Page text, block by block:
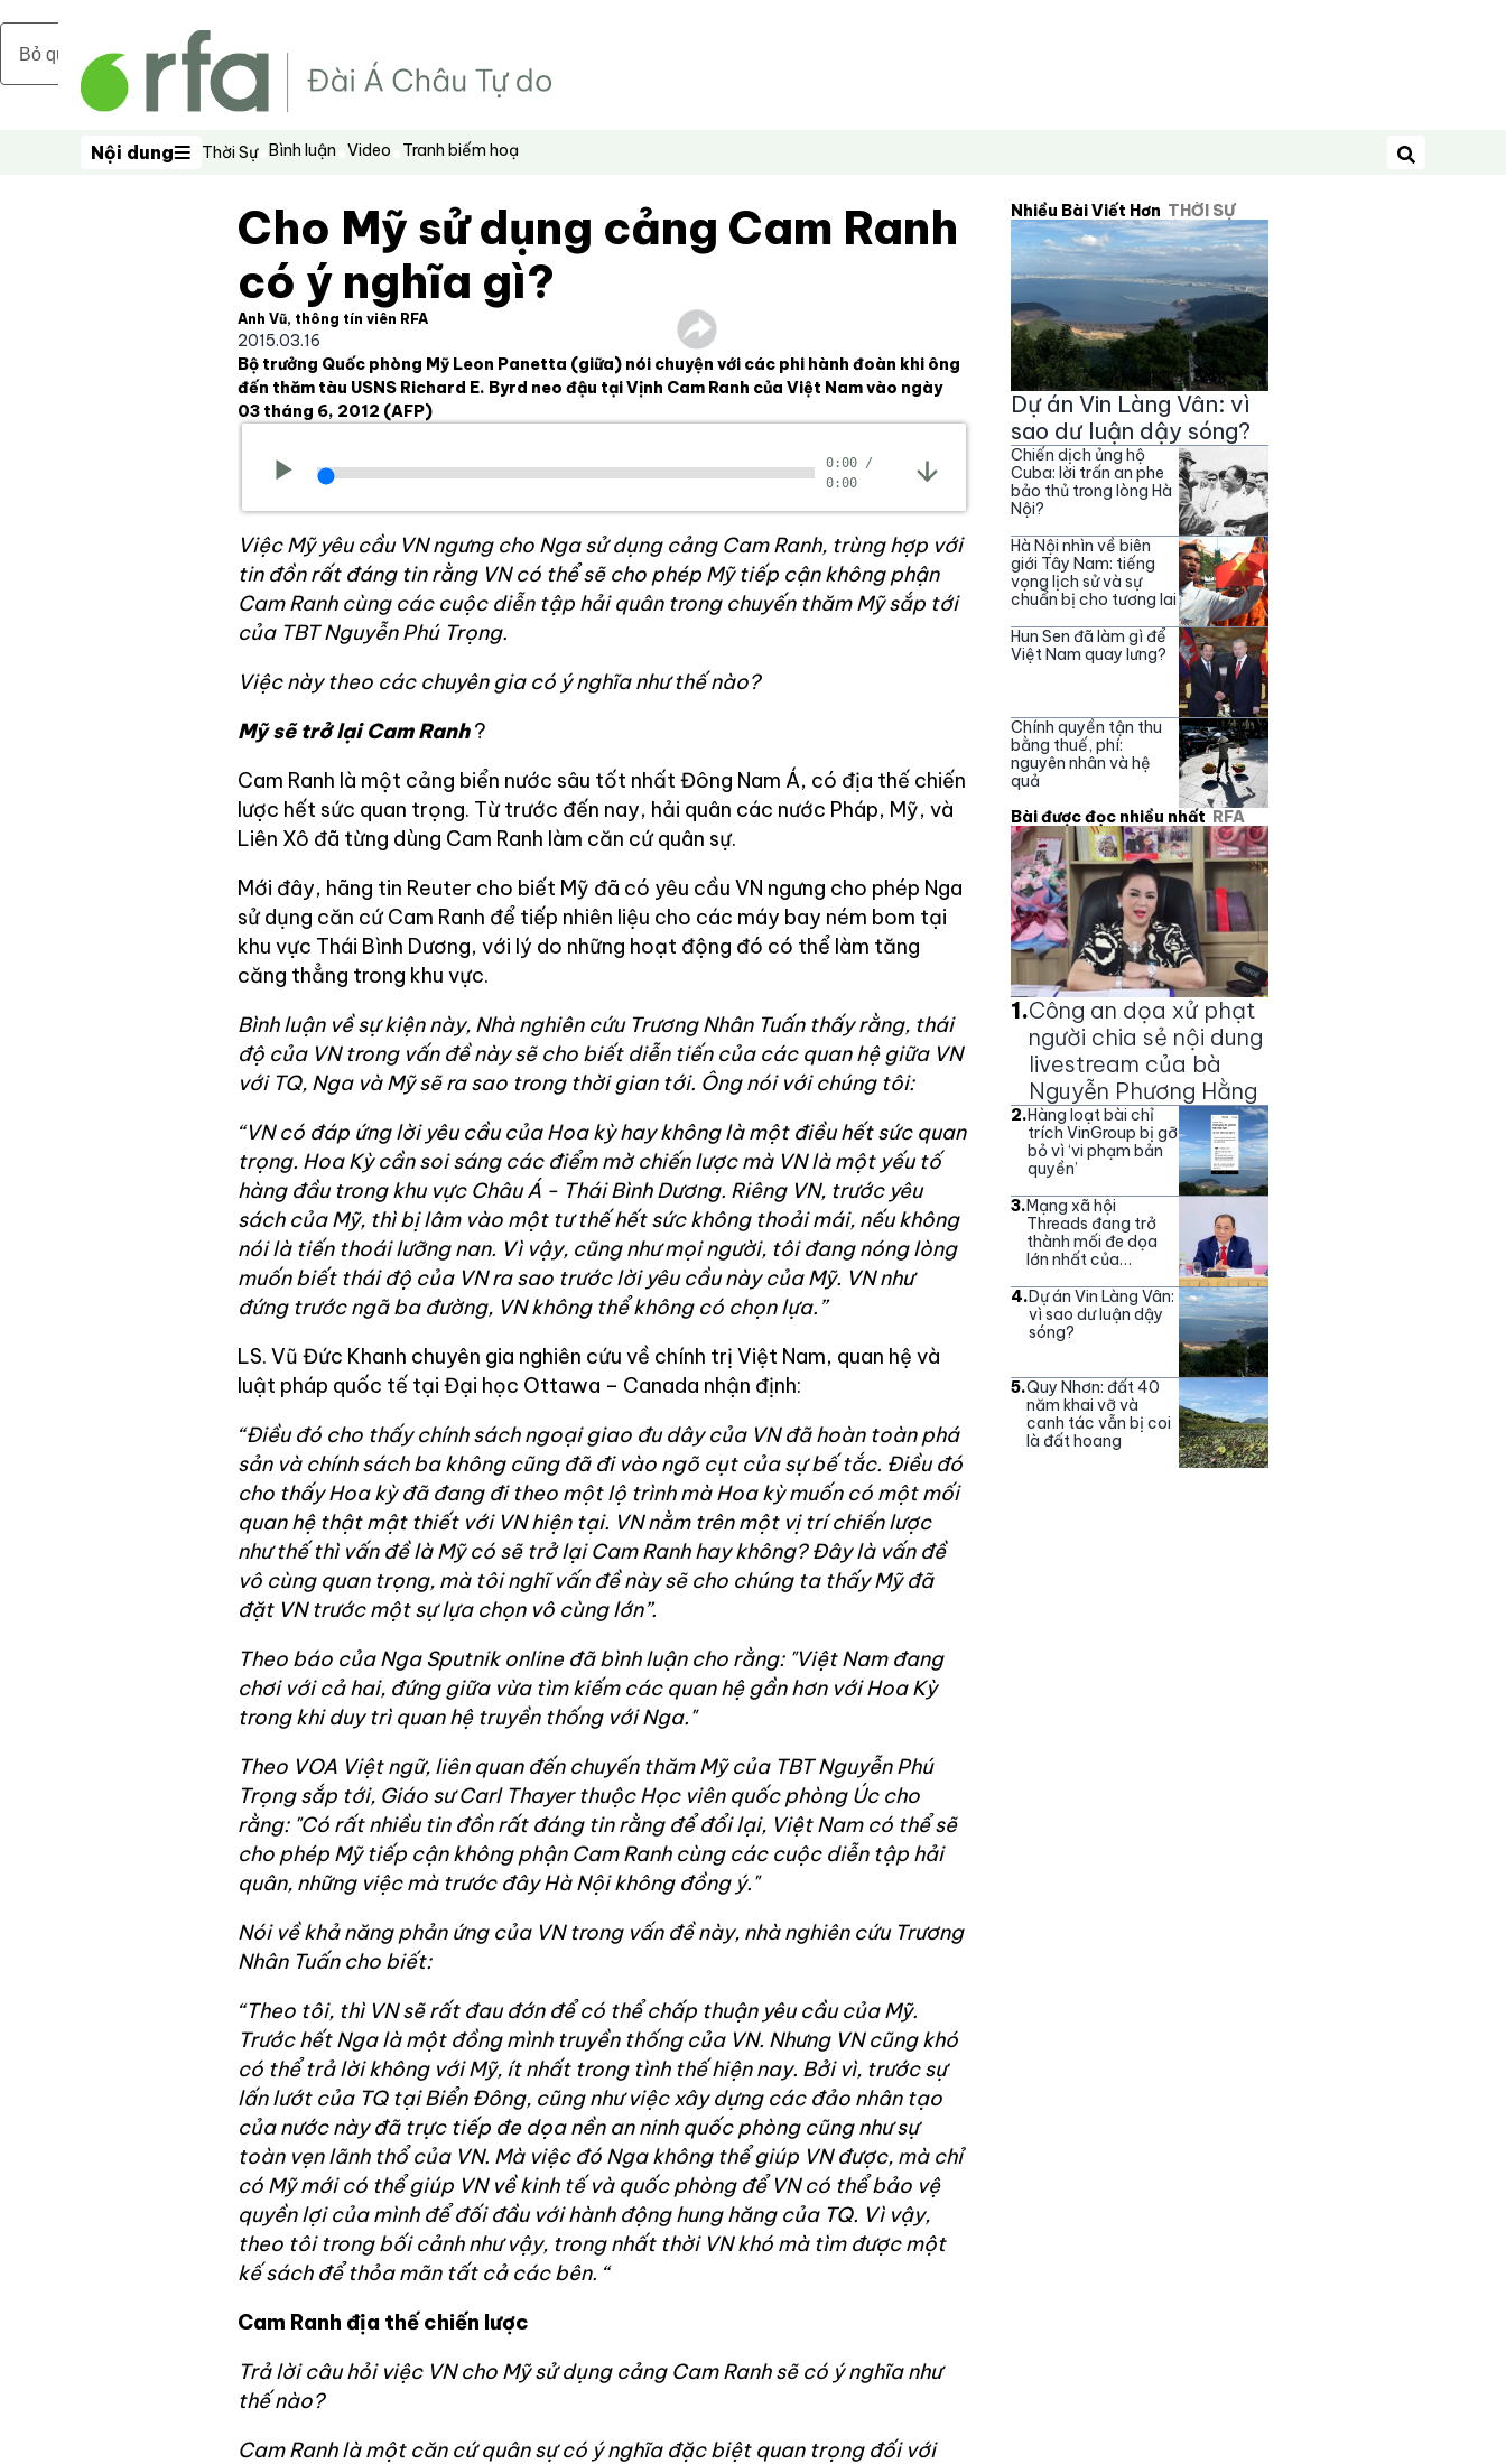
Bỏ qua nội dung chính
Nội dung
Nội dung Thời Sự Bình luận Video Tranh biếm hoạ
Tìm kiếm
Cho Mỹ sử dụng cảng Cam Ranh
có ý nghĩa gì?
Anh Vũ, thông tín viên RFA
2015.03.16
Bộ trưởng Quốc phòng Mỹ Leon Panetta (giữa) nói chuyện với các phi hành đoàn khi ông
đến thăm tàu USNS Richard E. Byrd neo đậu tại Vịnh Cam Ranh của Việt Nam vào ngày
03 tháng 6, 2012 (AFP)
0:00 /
0:00
Việc Mỹ yêu cầu VN ngưng cho Nga sử dụng cảng Cam Ranh, trùng hợp với
tin đồn rất đáng tin rằng VN có thể sẽ cho phép Mỹ tiếp cận không phận
Cam Ranh cùng các cuộc diễn tập hải quân trong chuyến thăm Mỹ sắp tới
của TBT Nguyễn Phú Trọng.
Việc này theo các chuyên gia có ý nghĩa như thế nào?
Mỹ sẽ trở lại Cam Ranh ?
Cam Ranh là một cảng biển nước sâu tốt nhất Đông Nam Á, có địa thế chiến
lược hết sức quan trọng. Từ trước đến nay, hải quân các nước Pháp, Mỹ, và
Liên Xô đã từng dùng Cam Ranh làm căn cứ quân sự.
Mới đây, hãng tin Reuter cho biết Mỹ đã có yêu cầu VN ngưng cho phép Nga
sử dụng căn cứ Cam Ranh để tiếp nhiên liệu cho các máy bay ném bom tại
khu vực Thái Bình Dương, với lý do những hoạt động đó có thể làm tăng
căng thẳng trong khu vực.
Bình luận về sự kiện này, Nhà nghiên cứu Trương Nhân Tuấn thấy rằng, thái
độ của VN trong vấn đề này sẽ cho biết diễn tiến của các quan hệ giữa VN
với TQ, Nga và Mỹ sẽ ra sao trong thời gian tới. Ông nói với chúng tôi:
“VN có đáp ứng lời yêu cầu của Hoa kỳ hay không là một điều hết sức quan
trọng. Hoa Kỳ cần soi sáng các điểm mờ chiến lược mà VN là một yếu tố
hàng đầu trong khu vực Châu Á - Thái Bình Dương. Riêng VN, trước yêu
sách của Mỹ, thì bị lâm vào một tư thế hết sức không thoải mái, nếu không
nói là tiến thoái lưỡng nan. Vì vậy, cũng như mọi người, tôi đang nóng lòng
muốn biết thái độ của VN ra sao trước lời yêu cầu này của Mỹ. VN như
đứng trước ngã ba đường, VN không thể không có chọn lựa.”
LS. Vũ Đức Khanh chuyên gia nghiên cứu về chính trị Việt Nam, quan hệ và
luật pháp quốc tế tại Đại học Ottawa – Canada nhận định:
“Điều đó cho thấy chính sách ngoại giao đu dây của VN đã hoàn toàn phá
sản và chính sách ba không cũng đã đi vào ngõ cụt của sự bế tắc. Điều đó
cho thấy Hoa kỳ đã đang đi theo một lộ trình mà Hoa kỳ muốn có một mối
quan hệ thật mật thiết với VN hiện tại. VN nằm trên một vị trí chiến lược
như thế thì vấn đề là Mỹ có sẽ trở lại Cam Ranh hay không? Đây là vấn đề
vô cùng quan trọng, mà tôi nghĩ vấn đề này sẽ cho chúng ta thấy Mỹ đã
đặt VN trước một sự lựa chọn vô cùng lớn”.
Theo báo của Nga Sputnik online đã bình luận cho rằng: "Việt Nam đang
chơi với cả hai, đứng giữa vừa tìm kiếm các quan hệ gần hơn với Hoa Kỳ
trong khi duy trì quan hệ truyền thống với Nga."
Theo VOA Việt ngữ, liên quan đến chuyến thăm Mỹ của TBT Nguyễn Phú
Trọng sắp tới, Giáo sư Carl Thayer thuộc Học viên quốc phòng Úc cho
rằng: "Có rất nhiều tin đồn rất đáng tin rằng để đổi lại, Việt Nam có thể sẽ
cho phép Mỹ tiếp cận không phận Cam Ranh cùng các cuộc diễn tập hải
quân, những việc mà trước đây Hà Nội không đồng ý."
Nói về khả năng phản ứng của VN trong vấn đề này, nhà nghiên cứu Trương
Nhân Tuấn cho biết:
“Theo tôi, thì VN sẽ rất đau đớn để có thể chấp thuận yêu cầu của Mỹ.
Trước hết Nga là một đồng mình truyền thống của VN. Nhưng VN cũng khó
có thể trả lời không với Mỹ, ít nhất trong tình thế hiện nay. Bởi vì, trước sự
lấn lướt của TQ tại Biển Đông, cũng như việc xây dựng các đảo nhân tạo
của nước này đã trực tiếp đe dọa nền an ninh quốc phòng cũng như sự
toàn vẹn lãnh thổ của VN. Mà việc đó Nga không thể giúp VN được, mà chỉ
có Mỹ mới có thể giúp VN về kinh tế và quốc phòng để VN có thể bảo vệ
quyền lợi của mình để đối đầu với hành động hung hăng của TQ. Vì vậy,
theo tôi trong bối cảnh như vậy, trong nhất thời VN khó mà tìm được một
kế sách để thỏa mãn tất cả các bên. “
Cam Ranh địa thế chiến lược
Trả lời câu hỏi việc VN cho Mỹ sử dụng cảng Cam Ranh sẽ có ý nghĩa như
thế nào?
Cam Ranh là một căn cứ quân sự có ý nghĩa đặc biệt quan trọng đối với
Nhiều Bài Viết Hơn THỜI SỰ
Dự án Vin Làng Vân: vì
sao dư luận dậy sóng?
Chiến dịch ủng hộ
Cuba: lời trấn an phe
bảo thủ trong lòng Hà
Nội?
Hà Nội nhìn về biên
giới Tây Nam: tiếng
vọng lịch sử và sự
chuẩn bị cho tương lai
Hun Sen đã làm gì để
Việt Nam quay lưng?
Chính quyền tận thu
bằng thuế, phí:
nguyên nhân và hệ
quả
Bài được đọc nhiều nhất RFA
1.Công an dọa xử phạt
người chia sẻ nội dung
livestream của bà
Nguyễn Phương Hằng
2.Hàng loạt bài chỉ
trích VinGroup bị gỡ
bỏ vì ‘vi phạm bản
quyền’
3.Mạng xã hội
Threads đang trở
thành mối đe dọa
lớn nhất của
4.Dự án Vin Làng Vân:
vì sao dư luận dậy
sóng?
5.Quy Nhơn: đất 40
năm khai vỡ và
canh tác vẫn bị coi
là đất hoang